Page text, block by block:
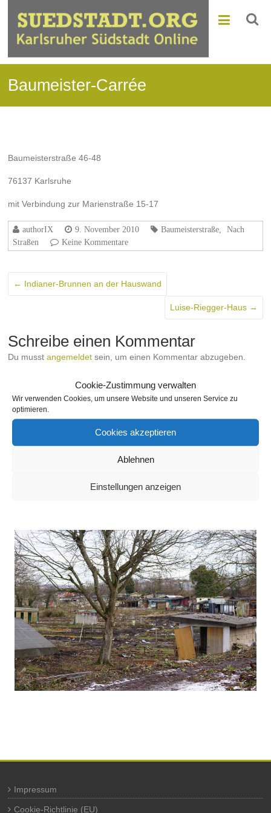
Cookie-Zustimmung verwalten
Wir verwenden Cookies, um unsere Website und unseren Service zu
optimieren.
Cookies akzeptieren
Ablehnen
Einstellungen anzeigen
Baumeister-Carrée
Baumeisterstraße 46-48
76137 Karlsruhe
mit Verbindung zur Marienstraße 15-17
authorIX 9. November 2010 Baumeisterstraße
Nach
Straßen
Keine Kommentare
← Indianer-Brunnen an der Hauswand
Luise-Riegger-Haus →
Schreibe einen Kommentar
Du musstangemeldet sein, um einen Kommentar abzugeben.
Impressum
Cookie-Richtlinie (EU)